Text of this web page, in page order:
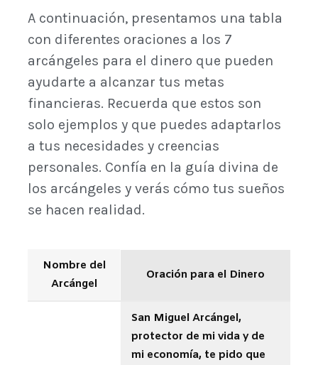
A continuación, presentamos una tabla
con diferentes oraciones a los 7
arcángeles para el dinero que pueden
ayudarte a alcanzar tus metas
financieras. Recuerda que estos son
solo ejemplos y que puedes adaptarlos
a tus necesidades y creencias
personales. Confía en la guía divina de
los arcángeles y verás cómo tus sueños
se hacen realidad.
Nombre del
Arcángel
Oración para el Dinero
San Miguel Arcángel,
protector de mi vida y de
mi economía, te pido que